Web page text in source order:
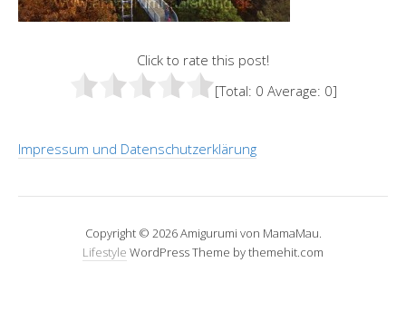
Click to rate this post!
[Total: 0 Average: 0]
Impressum und Datenschutzerklärung
Copyright © 2026 Amigurumi von MamaMau.
Lifestyle WordPress Theme by themehit.com